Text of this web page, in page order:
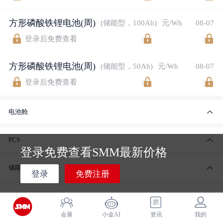
会展 小金AI 资讯 我的
方形磷酸铁锂电池(周) (储能型，100Ah) 元/Wh 08-07
登录后免费查看
方形磷酸铁锂电池(周) (储能型，50Ah) 元/Wh 08-07
登录后免费查看
电池舱
PCS
储能系统
正极材料及原辅料
登录免费查看SMM最新价格
登录 免费注册